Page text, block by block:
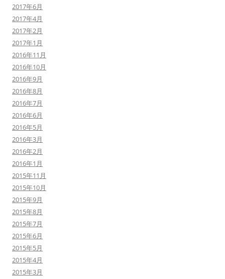
2017年6月
2017年4月
2017年2月
2017年1月
2016年11月
2016年10月
2016年9月
2016年8月
2016年7月
2016年6月
2016年5月
2016年3月
2016年2月
2016年1月
2015年11月
2015年10月
2015年9月
2015年8月
2015年7月
2015年6月
2015年5月
2015年4月
2015年3月